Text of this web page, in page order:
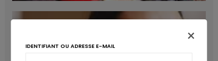
×
IDENTIFIANT OU ADRESSE E-MAIL